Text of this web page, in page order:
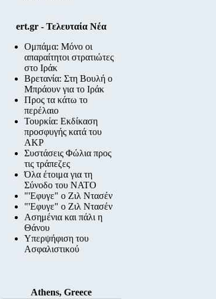
ert.gr - Τελευταία Νέα
Ομπάμα: Μόνο οι
απαραίτητοι στρατιώτες
στο Ιράκ
Βρετανία: Στη Βουλή ο
Μπράουν για το Ιράκ
Προς τα κάτω το
περέλαιο
Τουρκία: Εκδίκαση
προσφυγής κατά του
AKP
Συστάσεις Φώλια προς
τις τράπεζες
Όλα έτοιμα για τη
Σύνοδο του ΝΑΤΟ
"'Εφυγε" ο Ζιλ Ντασέν
"'Εφυγε" ο Ζιλ Ντασέν
Ασημένια και πάλι η
Θάνου
Υπερψήφιση του
Ασφαλιστικού
Athens, Greece